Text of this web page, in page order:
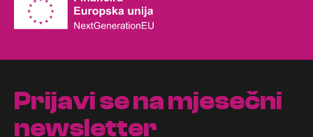
Prijavi se na mjesečni
newsletter